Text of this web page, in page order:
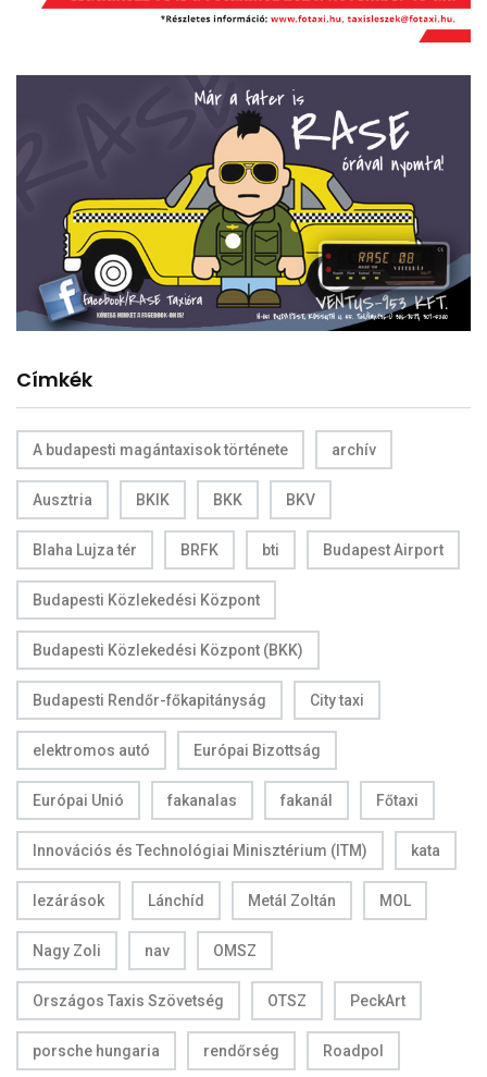
Címkék
A budapesti magántaxisok története archív
Ausztria BKIK BKK BKV
Blaha Lujza tér BRFK bti Budapest Airport
Budapesti Közlekedési Központ
Budapesti Közlekedési Központ (BKK)
Budapesti Rendőr-főkapitányság City taxi
elektromos autó Európai Bizottság
Európai Unió fakanalas fakanál Főtaxi
Innovációs és Technológiai Minisztérium (ITM) kata
lezárások Lánchíd Metál Zoltán MOL
Nagy Zoli nav OMSZ
Országos Taxis Szövetség OTSZ PeckArt
porsche hungaria rendőrség Roadpol